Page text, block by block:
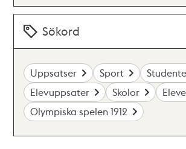
Sökord
Uppsatser Sport
Elevuppsater
Skolor
Olympiska spelen 1912